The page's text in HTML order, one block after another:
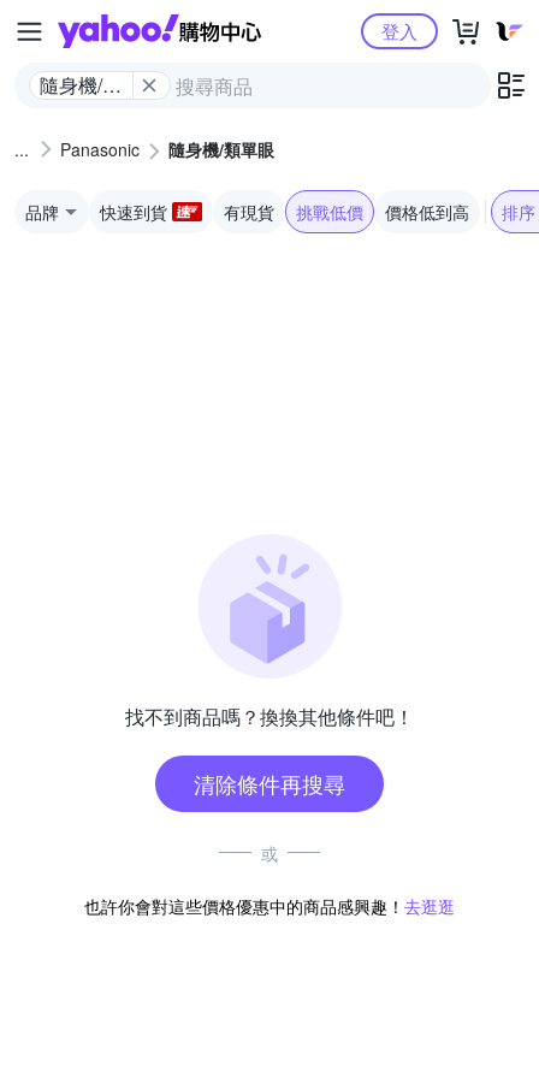
Yahoo購物中心
隨身機/類
登入
Panasonic 隨身機/類單眼
品牌 快速到貨 有現貨 挑戰低價 價格低到高 排序
找不到商品嗎？換換其他條件吧！
清除條件再搜尋
或
也許你會對這些價格優惠中的商品感興趣！ 去逛逛